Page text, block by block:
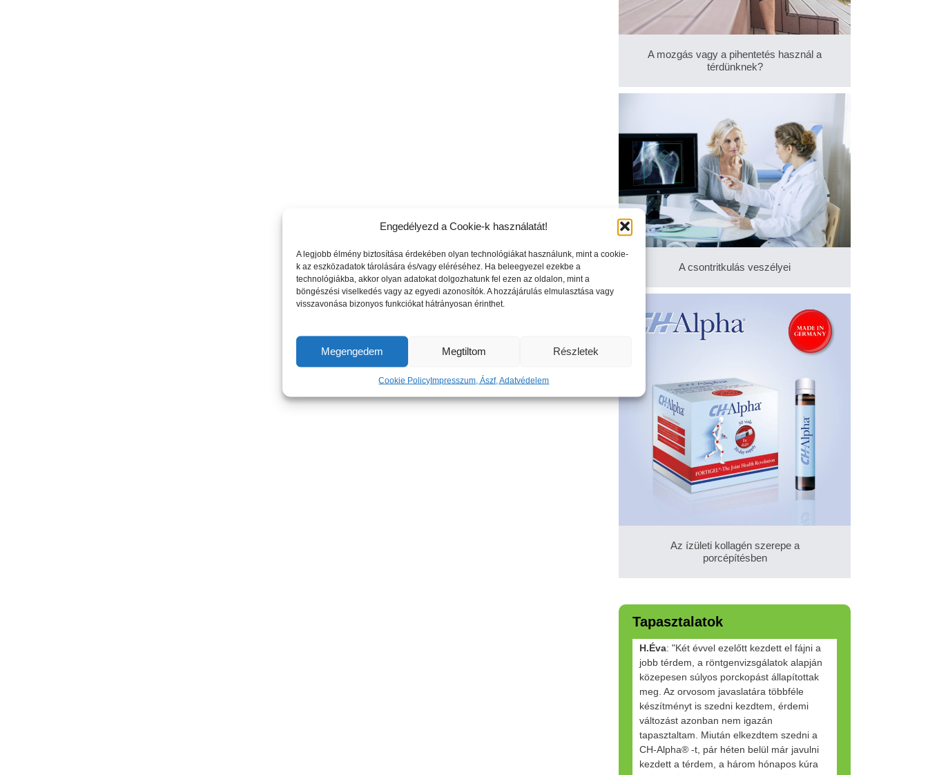
Engedélyezd a Cookie-k használatát!
A legjobb élmény biztosítása érdekében olyan technológiákat használunk, mint a cookie-
k az eszközadatok tárolására és/vagy eléréséhez. Ha beleegyezel ezekbe a
technológiákba, akkor olyan adatokat dolgozhatunk fel ezen az oldalon, mint a
böngészési viselkedés vagy az egyedi azonosítók. A hozzájárulás elmulasztása vagy
visszavonása bizonyos funkciókat hátrányosan érinthet.
Megengedem Megtiltom Részletek
Cookie PolicyImpresszum, Ászf, Adatvédelem
A mozgás vagy a pihentetés használ a
térdünknek?
A csontritkulás veszélyei
Az ízületi kollagén szerepe a
porcépítésben
Tapasztalatok
H.Éva: "Két évvel ezelőtt kezdett el fájni a
jobb térdem, a röntgenvizsgálatok alapján
közepesen súlyos porckopást állapítottak
meg. Az orvosom javaslatára többféle
készítményt is szedni kezdtem, érdemi
változást azonban nem igazán
tapasztaltam. Miután elkezdtem szedni a
CH-Alpha® -t, pár héten belül már javulni
kezdett a térdem, a három hónapos kúra